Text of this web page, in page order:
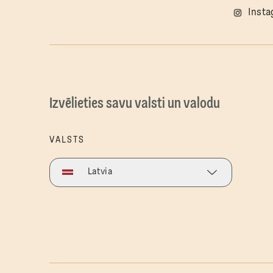
Izvēlieties savu valsti un valodu
VALSTS
Latvia